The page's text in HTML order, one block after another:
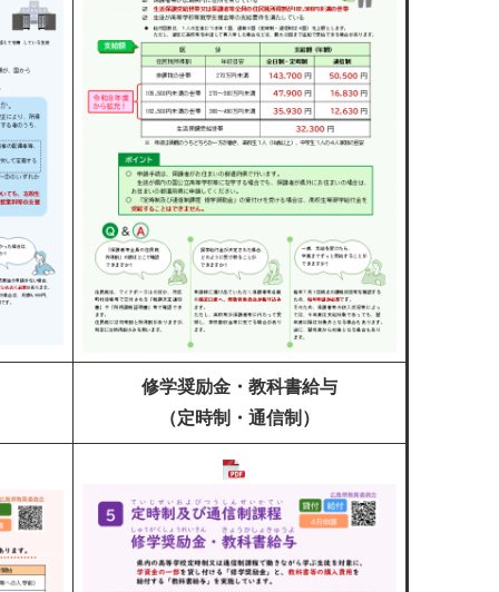
修学奨励金・教科書給与
（定時制・通信制）